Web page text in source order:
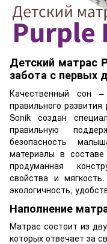
Детский матрас
забота с первых
Качественный сон
правильного
Sonik создан
правильную
безопасность
материалы в составе
продуманная
свойства и
экологичность,
Наполнение
Матрас состоит из
которых отвечает за